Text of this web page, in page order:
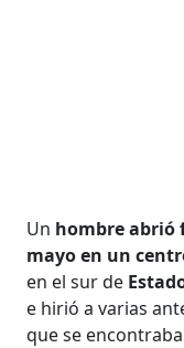
Un hombre abrió
mayo en un
en el sur de
e hirió a varias
que se